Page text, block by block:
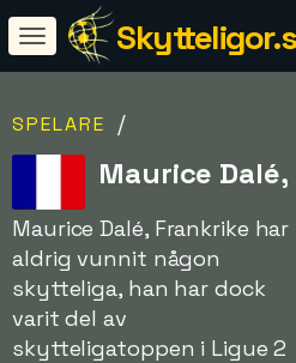
SPELARE /
Maurice
Maurice Dalé, Frankrike har
aldrig vunnit någon
skytteliga, han har dock
varit del av
skytteligatoppen i Ligue 2